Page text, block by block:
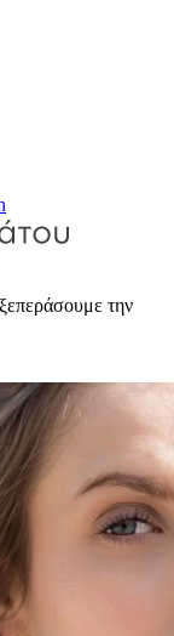
–
την